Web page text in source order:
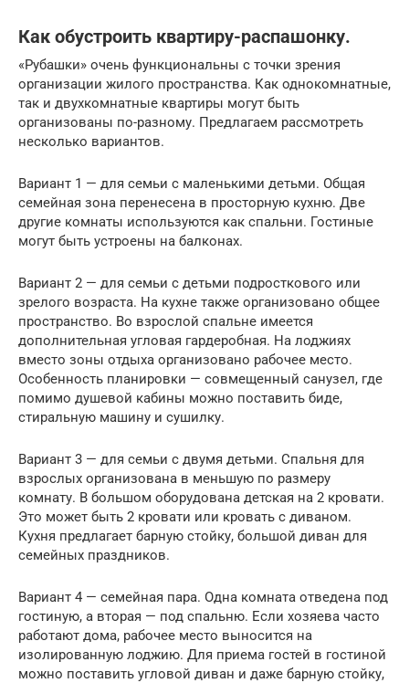
Как обустроить квартиру-распашонку.
«Рубашки» очень функциональны с точки зрения
организации жилого пространства. Как однокомнатные,
так и двухкомнатные квартиры могут быть
организованы по-разному. Предлагаем рассмотреть
несколько вариантов.
Вариант 1 — для семьи с маленькими детьми. Общая
семейная зона перенесена в просторную кухню. Две
другие комнаты используются как спальни. Гостиные
могут быть устроены на балконах.
Вариант 2 — для семьи с детьми подросткового или
зрелого возраста. На кухне также организовано общее
пространство. Во взрослой спальне имеется
дополнительная угловая гардеробная. На лоджиях
вместо зоны отдыха организовано рабочее место.
Особенность планировки — совмещенный санузел, где
помимо душевой кабины можно поставить биде,
стиральную машину и сушилку.
Вариант 3 — для семьи с двумя детьми. Спальня для
взрослых организована в меньшую по размеру
комнату. В большом оборудована детская на 2 кровати.
Это может быть 2 кровати или кровать с диваном.
Кухня предлагает барную стойку, большой диван для
семейных праздников.
Вариант 4 — семейная пара. Одна комната отведена под
гостиную, а вторая — под спальню. Если хозяева часто
работают дома, рабочее место выносится на
изолированную лоджию. Для приема гостей в гостиной
можно поставить угловой диван и даже барную стойку,